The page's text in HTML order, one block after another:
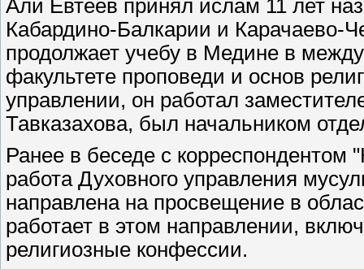
Али Евтеев принял ислам 11 лет
Кабардино-Балкарии и Карачаево-
продолжает учебу в Медине в
факультете проповеди и основ
управлении, он работал
Тавказахова, был начальником
Ранее в беседе с корреспондентом
работа Духовного управления
направлена на просвещение в
работает в этом направлении,
религиозные конфессии.